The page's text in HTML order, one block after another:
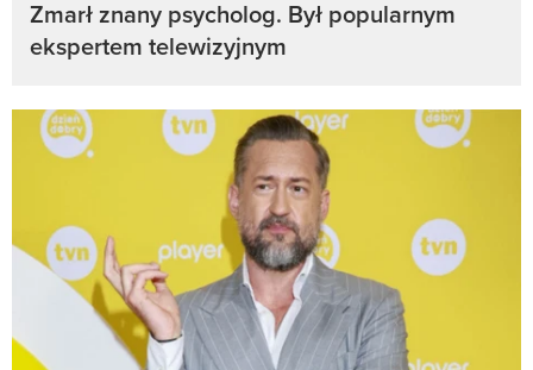
Zmarł znany psycholog. Był popularnym
ekspertem telewizyjnym